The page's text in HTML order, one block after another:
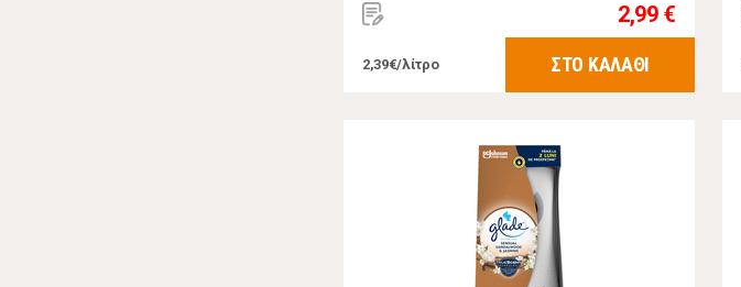
2,99 €
2,39€/λίτρο ΣΤΟ ΚΑΛΑΘΙ